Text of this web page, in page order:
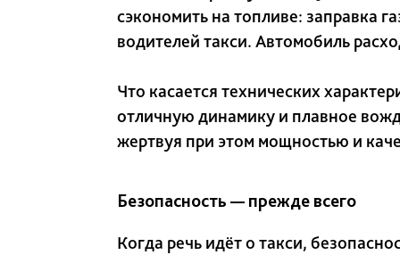
сэкономить на топливе: заправка
водителей такси. Автомобиль
Что касается технических
отличную динамику и плавное
жертвуя при этом мощностью и
Безопасность — прежде всего
Когда речь идёт о такси,